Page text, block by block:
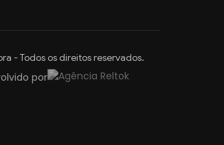
- Todos os direitos reservados.
por